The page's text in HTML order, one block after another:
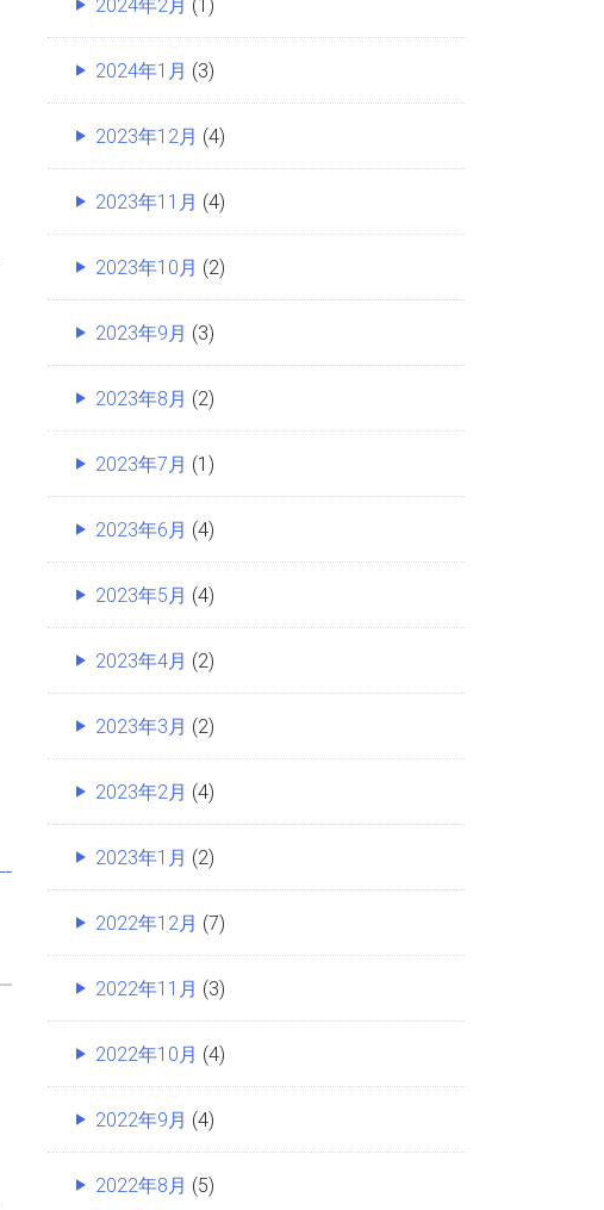
2024年2月 (1)
2024年1月 (3)
2023年12月 (4)
2023年11月 (4)
2023年10月 (2)
2023年9月 (3)
2023年8月 (2)
2023年7月 (1)
2023年6月 (4)
2023年5月 (4)
2023年4月 (2)
2023年3月 (2)
2023年2月 (4)
2023年1月 (2)
2022年12月 (7)
2022年11月 (3)
2022年10月 (4)
2022年9月 (4)
2022年8月 (5)